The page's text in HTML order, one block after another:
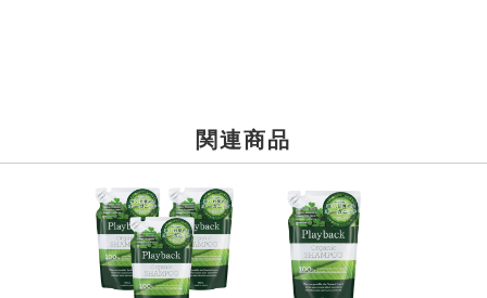
関連商品